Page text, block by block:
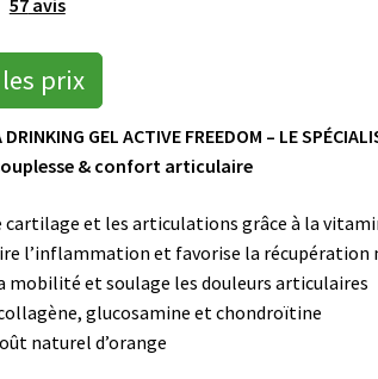
57avis
prix
DRINKING GEL ACTIVE FREEDOM – LE
& confort articulaire
cartilage et les articulations grâce à la
l’inflammation et favorise la récupération
mobilité et soulage les douleurs articulaires
glucosamine et chondroïtine
naturel d’orange